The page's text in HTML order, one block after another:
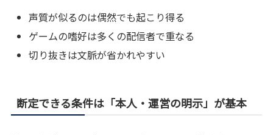
声質が似るのは偶然でも起こり得る
ゲームの嗜好は多くの配信者で重なる
切り抜きは文脈が省かれやすい
断定できる条件は「本人・運営の明示」が基本